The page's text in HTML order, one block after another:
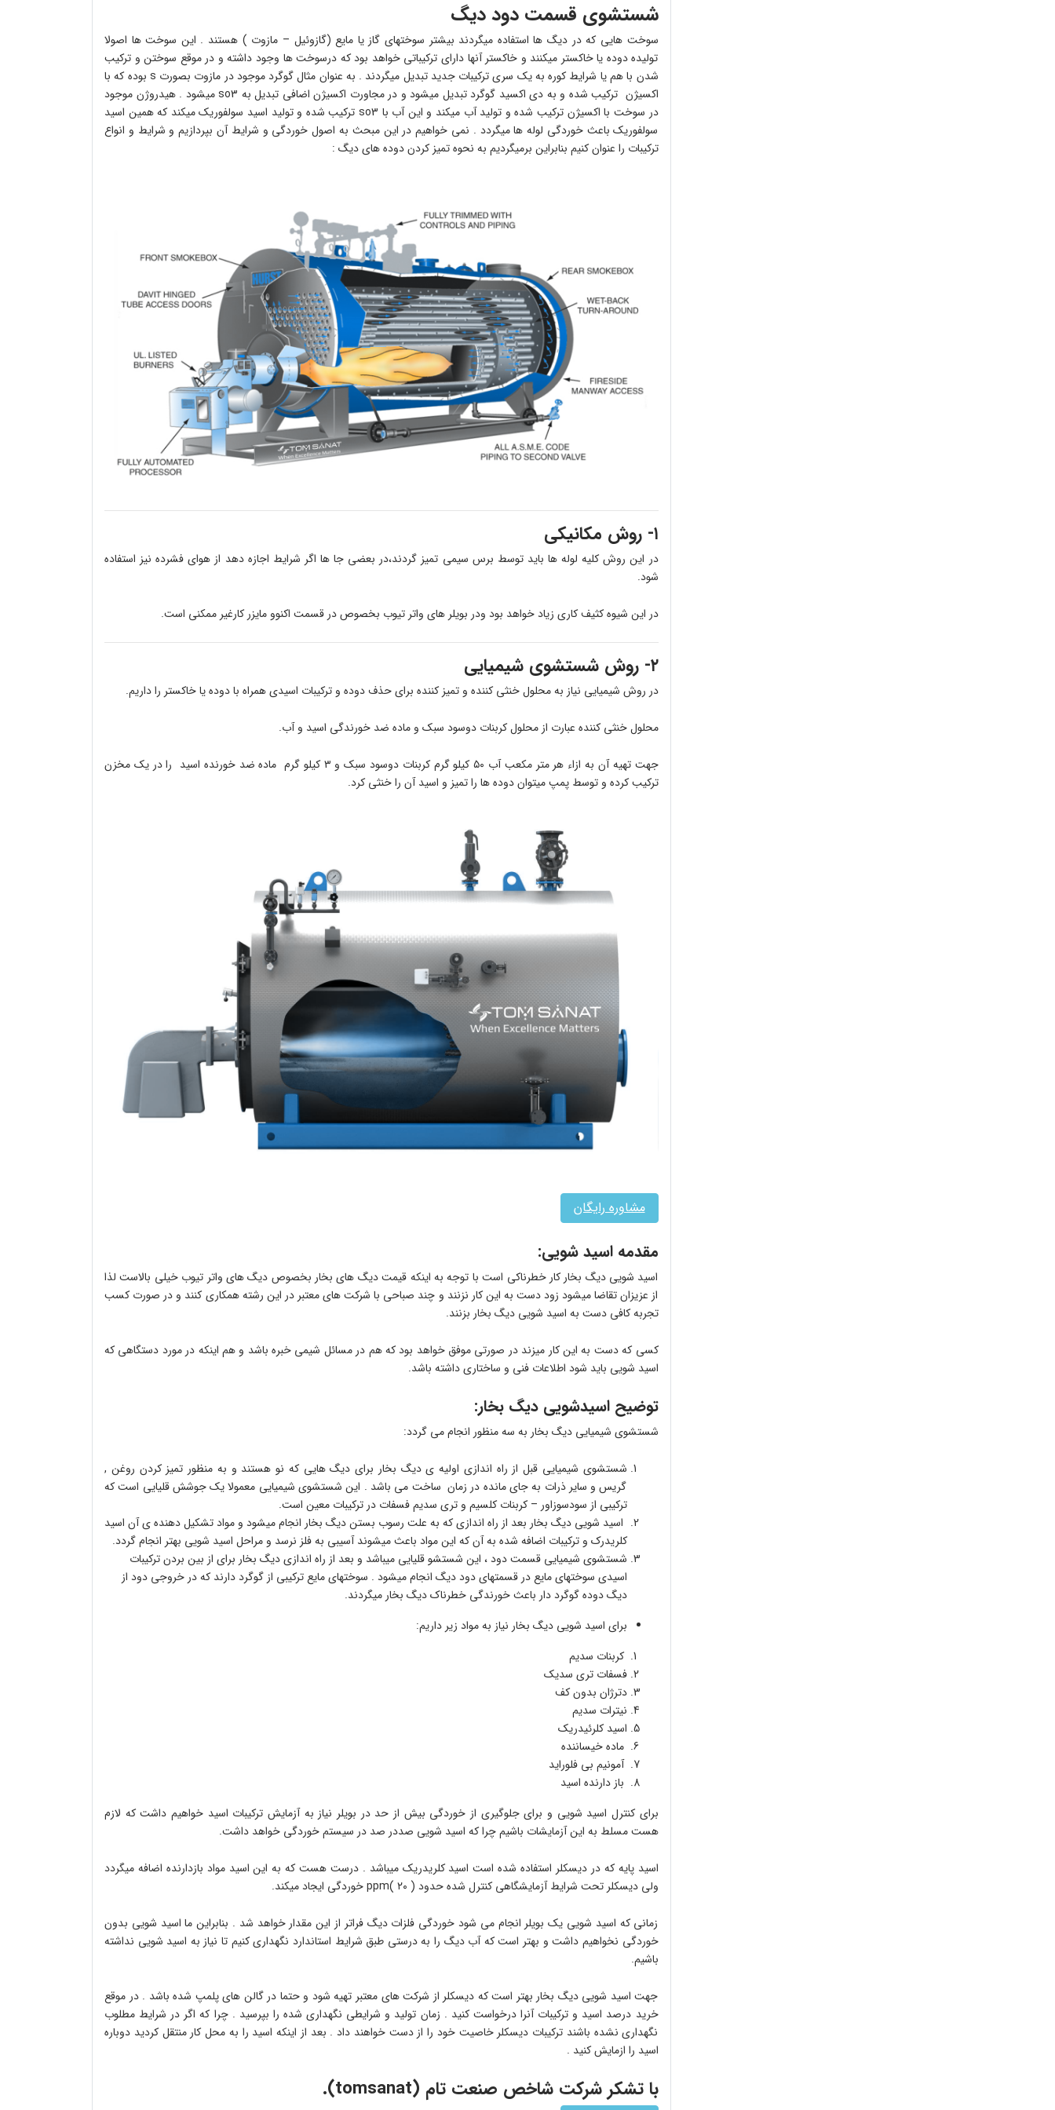
شستشوی قسمت دود دیگ
سوخت هایی که در دیگ ها استفاده میگردند بیشتر سوختهای گاز یا مایع (گازوئیل – مازوت ) هستند . این سوخت ها اصولا
تولیده دوده یا خاکستر میکنند و خاکستر آنها دارای ترکیباتی خواهد بود که درسوخت ها وجود داشته و در موقع سوختن و ترکیب
شدن با هم یا شرایط کوره به یک سری ترکیبات جدید تبدیل میگردند . به عنوان مثال گوگرد موجود در مازوت بصورت s بوده که با
اکسیژن ترکیب شده و به دی اکسید گوگرد تبدیل میشود و در مجاورت اکسیژن اضافی تبدیل به so3 میشود . هیدروژن موجود
در سوخت با اکسیژن ترکیب شده و تولید آب میکند و این آب با so3 ترکیب شده و تولید اسید سولفوریک میکند که همین اسید
سولفوریک باعث خوردگی لوله ها میگردد . نمی خواهیم در این مبحث به اصول خوردگی و شرایط آن بپردازیم و شرایط و انواع
ترکیبات را عنوان کنیم بنابراین برمیگردیم به نحوه تمیز کردن دوده های دیگ :
۱- روش مکانیکی
در این روش کلیه لوله ها باید توسط برس سیمی تمیز گردند،در بعضی جا ها اگر شرایط اجازه دهد از هوای فشرده نیز استفاده
شود.
در این شیوه کثیف کاری زیاد خواهد بود ودر بویلر های واتر تیوب بخصوص در قسمت اکنوو مایزر کارغیر ممکنی است.
۲- روش شستشوی شیمیایی
در روش شیمیایی نیاز به محلول خنثی کننده و تمیز کننده برای حذف دوده و ترکیبات اسیدی همراه با دوده یا خاکستر را داریم.
محلول خنثی کننده عبارت از محلول کربنات دوسود سبک و ماده ضد خورندگی اسید و آب.
جهت تهیه آن به ازاء هر متر مکعب آب ۵۰ کیلو گرم کربنات دوسود سبک و ۳ کیلو گرم ماده ضد خورنده اسید را در یک مخزن
ترکیب کرده و توسط پمپ میتوان دوده ها را تمیز و اسید آن را خنثی کرد.
مشاوره رایگان
مقدمه اسید شویی:
اسید شویی دیگ بخار کار خطرناکی است با توجه به اینکه قیمت دیگ های بخار بخصوص دیگ های واتر تیوب خیلی بالاست لذا
از عزیزان تقاضا میشود زود دست به این کار نزنند و چند صباحی با شرکت های معتبر در این رشته همکاری کنند و در صورت کسب
تجربه کافی دست به اسید شویی دیگ بخار بزنند.
کسی که دست به این کار میزند در صورتی موفق خواهد بود که هم در مسائل شیمی خبره باشد و هم اینکه در مورد دستگاهی که
اسید شویی باید شود اطلاعات فنی و ساختاری داشته باشد.
توضیح اسیدشویی دیگ بخار:
شستشوی شیمیایی دیگ بخار به سه منظور انجام می گردد:
شستشوی شیمیایی قبل از راه اندازی اولیه ی دیگ بخار برای دیگ هایی که نو هستند و به منظور تمیز کردن روغن ,
گریس و سایر ذرات به جای مانده در زمان ساخت می باشد . این شستشوی شیمیایی معمولا یک جوشش قلیایی است که
ترکیبی از سودسوزاور – کربنات کلسیم و تری سدیم فسفات در ترکیبات معین است.
اسید شویی دیگ بخار بعد از راه اندازی که به علت رسوب بستن دیگ بخار انجام میشود و مواد تشکیل دهنده ی آن اسید
کلریدرک و ترکیبات اضافه شده به آن که این مواد باعث میشوند آسیبی به فلز نرسد و مراحل اسید شویی بهتر انجام گردد.
شستشوی شیمیایی قسمت دود ، این شستشو قلیایی میباشد و بعد از راه اندازی دیگ بخار برای از بین بردن ترکیبات
اسیدی سوختهای مایع در قسمتهای دود دیگ انجام میشود . سوختهای مایع ترکیبی از گوگرد دارند که در خروجی دود از
دیگ دوده گوگرد دار باعث خورندگی خطرناک دیگ بخار میگردند.
برای اسید شویی دیگ بخار نیاز به مواد زیر داریم:
کربنات سدیم
فسفات تری سدیک
دترژان بدون کف
نیترات سدیم
اسید کلرئیدریک
ماده خیساننده
آمونیم بی فلوراید
باز دارنده اسید
برای کنترل اسید شویی و برای جلوگیری از خوردگی بیش از حد در بویلر نیاز به آزمایش ترکیبات اسید خواهیم داشت که لازم
هست مسلط به این آزمایشات باشیم چرا که اسید شویی صددر صد در سیستم خوردگی خواهد داشت.
اسید پایه که در دیسکلر استفاده شده است اسید کلریدریک میباشد . درست هست که به این اسید مواد بازدارنده اضافه میگردد
ولی دیسکلر تحت شرایط آزمایشگاهی کنترل شده حدود ( ۲۰ )ppm خوردگی ایجاد میکند.
زمانی که اسید شویی یک بویلر انجام می شود خوردگی فلزات دیگ فراتر از این مقدار خواهد شد . بنابراین ما اسید شویی بدون
خوردگی نخواهیم داشت و بهتر است که آب دیگ را به درستی طبق شرایط استاندارد نگهداری کنیم تا نیاز به اسید شویی نداشته
باشیم.
جهت اسید شویی دیگ بخار بهتر است که دیسکلر از شرکت های معتبر تهیه شود و حتما در گالن های پلمپ شده باشد . در موقع
خرید درصد اسید و ترکیبات آنرا درخواست کنید . زمان تولید و شرایطی نگهداری شده را بپرسید . چرا که اگر در شرایط مطلوب
نگهداری نشده باشند ترکیبات دیسکلر خاصیت خود را از دست خواهند داد . بعد از اینکه اسید را به محل کار منتقل کردید دوباره
اسید را ازمایش کنید .
با تشکر شرکت شاخص صنعت تام (tomsanat).